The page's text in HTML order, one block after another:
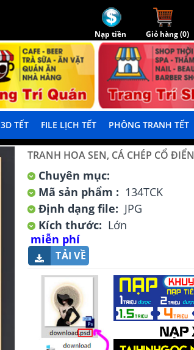
Nạp tiền Giỏ hàng (0)
3D TẾT FILE LỊCH TẾT PHÔNG TRANH TẾT
TRANH HOA SEN, CÁ CHÉP CỔ ĐIỂN
Chuyên mục:
Mã sản phẩm : 134TCK
Định dạng file: JPG
Kích thước: Lớn
miễn phí
TẢI VỀ